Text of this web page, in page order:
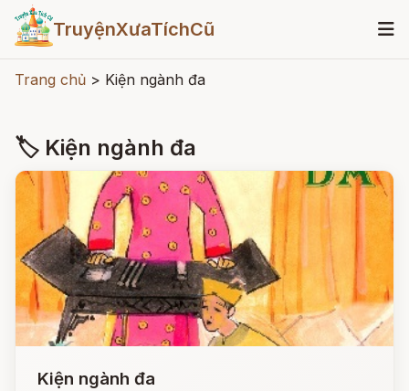
TruyệnXưaTíchCũ
Trang chủ > Kiện ngành đa
🏷 Kiện ngành đa
Kiện ngành đa